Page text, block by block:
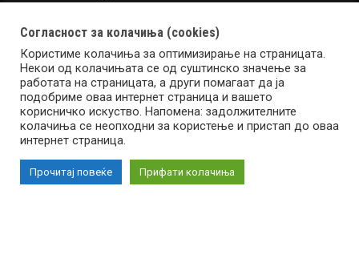
Copyright © 2026 Reporter.mk | Member of Clip Media Group
Маркетинг Контакт Услови за користење
Согласност за колачиња (cookies)
Користиме колачиња за оптимизирање на страницата.
Некои од колачињата се од суштинско значење за
работата на страницата, а други помагаат да ја
подобриме оваа интернет страница и вашето
корисничко искуство. Напомена: задолжителните
колачиња се неопходни за користење и пристап до оваа
интернет страница.
Прочитај повеќе Прифати колачиња